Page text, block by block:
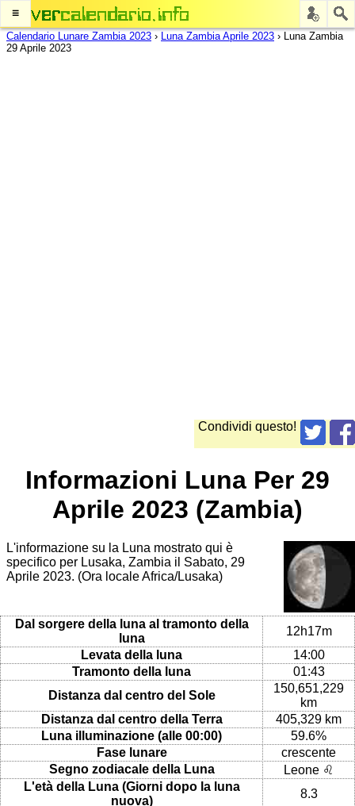
≡
Calendario Lunare Zambia 2023 › Luna Zambia Aprile 2023 › Luna Zambia
29 Aprile 2023
Condividi questo!
Informazioni Luna Per 29
Aprile 2023 (Zambia)
L'informazione su la Luna mostrato qui è
specifico per Lusaka, Zambia il Sabato, 29
Aprile 2023. (Ora locale Africa/Lusaka)
Dal sorgere della luna al tramonto della
luna
12h17m
Levata della luna
14:00
Tramonto della luna
01:43
Distanza dal centro del Sole
150,651,229
km
Distanza dal centro della Terra
405,329 km
Luna illuminazione (alle 00:00)
59.6%
Fase lunare
crescente
Segno zodiacale della Luna
Leone ♌
L'età della Luna (Giorni dopo la luna
nuova)
8.3